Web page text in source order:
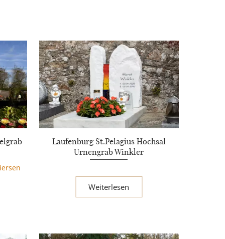
Laufenburg St.Pelagius Hochsal
Urnengrab Winkler
Weiterlesen